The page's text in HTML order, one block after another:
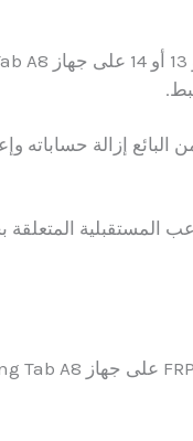
البائع إزالة